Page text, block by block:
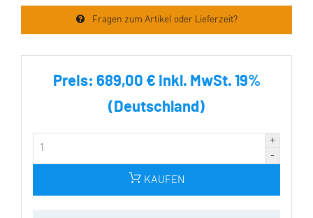
Fragen zum Artikel oder Lieferzeit?
Preis: 689,00 € inkl. MwSt. 19%
(Deutschland)
KAUFEN